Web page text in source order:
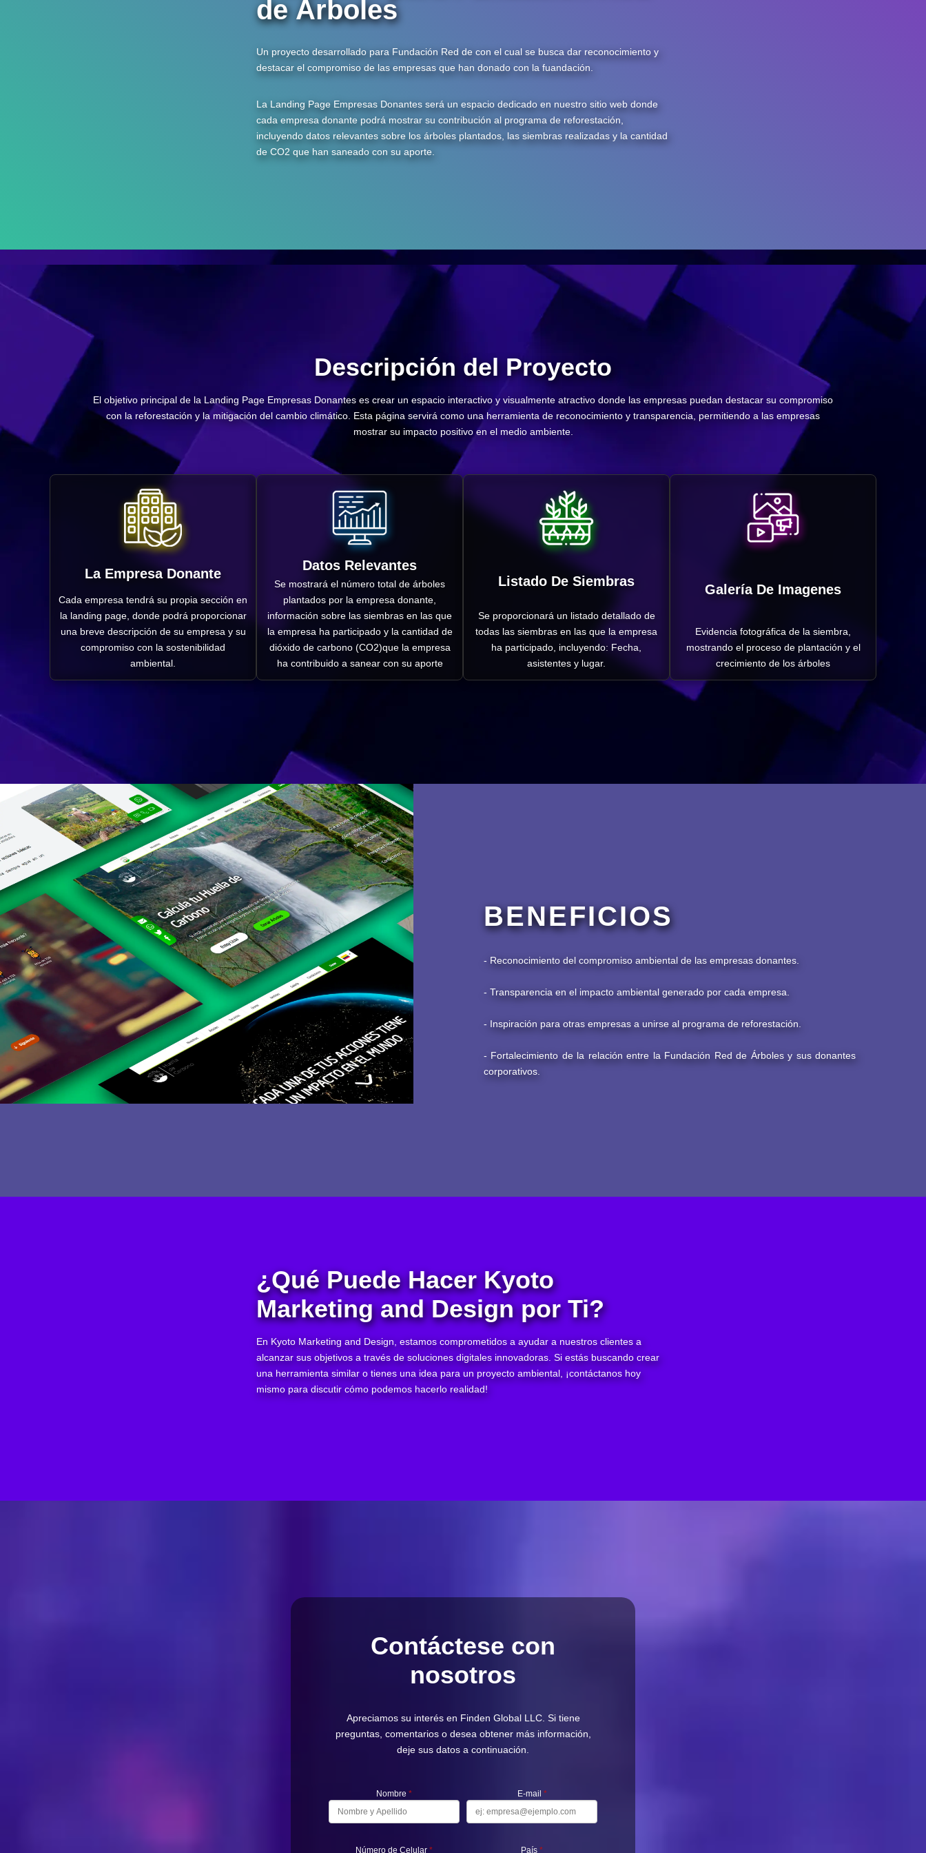
de Árboles
Un proyecto desarrollado para Fundación Red de con el cual se busca dar reconocimiento y
destacar el compromiso de las empresas que han donado con la fuandación.
La Landing Page Empresas Donantes será un espacio dedicado en nuestro sitio web donde
cada empresa donante podrá mostrar su contribución al programa de reforestación,
incluyendo datos relevantes sobre los árboles plantados, las siembras realizadas y la cantidad
de CO2 que han saneado con su aporte.
Descripción del Proyecto
El objetivo principal de la Landing Page Empresas Donantes es crear un espacio interactivo y visualmente atractivo donde las empresas puedan destacar su compromiso
con la reforestación y la mitigación del cambio climático. Esta página servirá como una herramienta de reconocimiento y transparencia, permitiendo a las empresas
mostrar su impacto positivo en el medio ambiente.
La Empresa Donante
Cada empresa tendrá su propia sección en
la landing page, donde podrá proporcionar
una breve descripción de su empresa y su
compromiso con la sostenibilidad
ambiental.
Datos Relevantes
Se mostrará el número total de árboles
plantados por la empresa donante,
información sobre las siembras en las que
la empresa ha participado y la cantidad de
dióxido de carbono (CO2)que la empresa
ha contribuido a sanear con su aporte
Listado De Siembras
Se proporcionará un listado detallado de
todas las siembras en las que la empresa
ha participado, incluyendo: Fecha,
asistentes y lugar.
Galería De Imagenes
Evidencia fotográfica de la siembra,
mostrando el proceso de plantación y el
crecimiento de los árboles
BENEFICIOS
- Reconocimiento del compromiso ambiental de las empresas donantes.
- Transparencia en el impacto ambiental generado por cada empresa.
- Inspiración para otras empresas a unirse al programa de reforestación.
- Fortalecimiento de la relación entre la Fundación Red de Árboles y sus donantes
corporativos.
¿Qué Puede Hacer Kyoto
Marketing and Design por Ti?
En Kyoto Marketing and Design, estamos comprometidos a ayudar a nuestros clientes a
alcanzar sus objetivos a través de soluciones digitales innovadoras. Si estás buscando crear
una herramienta similar o tienes una idea para un proyecto ambiental, ¡contáctanos hoy
mismo para discutir cómo podemos hacerlo realidad!
Contáctese con
nosotros
Apreciamos su interés en Finden Global LLC. Si tiene
preguntas, comentarios o desea obtener más información,
deje sus datos a continuación.
Nombre * E-mail *
Número de Celular * País *